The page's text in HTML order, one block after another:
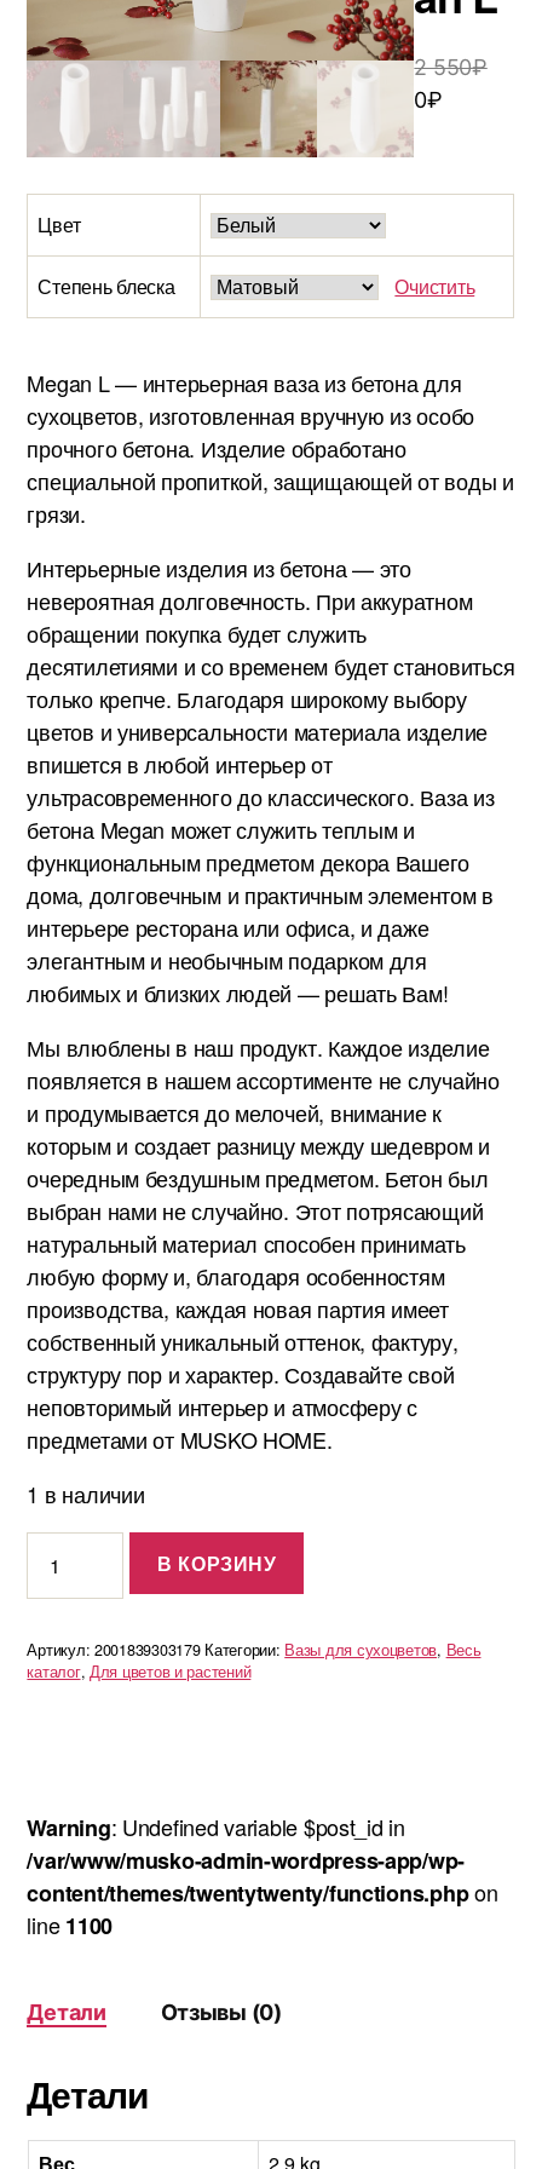
2 550₽
0₽
Цвет
Степень блеска Очистить
Megan L — интерьерная ваза из бетона для
сухоцветов, изготовленная вручную из особо
прочного бетона. Изделие обработано
специальной пропиткой, защищающей от воды и
грязи.
Интерьерные изделия из бетона — это
невероятная долговечность. При аккуратном
обращении покупка будет служить
десятилетиями и со временем будет становиться
только крепче. Благодаря широкому выбору
цветов и универсальности материала изделие
впишется в любой интерьер от
ультрасовременного до классического. Ваза из
бетона Megan может служить теплым и
функциональным предметом декора Вашего
дома, долговечным и практичным элементом в
интерьере ресторана или офиса, и даже
элегантным и необычным подарком для
любимых и близких людей — решать Вам!
Мы влюблены в наш продукт. Каждое изделие
появляется в нашем ассортименте не случайно
и продумывается до мелочей, внимание к
которым и создает разницу между шедевром и
очередным бездушным предметом. Бетон был
выбран нами не случайно. Этот потрясающий
натуральный материал способен принимать
любую форму и, благодаря особенностям
производства, каждая новая партия имеет
собственный уникальный оттенок, фактуру,
структуру пор и характер. Создавайте свой
неповторимый интерьер и атмосферу с
предметами от MUSKO HOME.
1 в наличии
Ваза
для
Megan
L
В КОРЗИНУ
Артикул: 2001839303179 Категории: Вазы для сухоцветов, Весь
каталог, Для цветов и растений
Warning: Undefined variable $post_id in
/var/www/musko-admin-wordpress-app/wp-
content/themes/twentytwenty/functions.phpon
line1100
Детали Отзывы (0)
Детали
Вес 2.9 kg